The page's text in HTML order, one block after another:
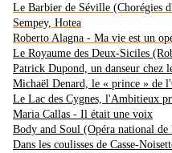
Le Barbier de Séville (Chorégies
Sempey, Hotea
Roberto Alagna - Ma vie est un
Le Royaume des Deux-Siciles
Patrick Dupond, un danseur chez
Michaël Denard, le « prince » de
Le Lac des Cygnes, l'Ambitieux
Maria Callas - Il était une voix
Body and Soul (Opéra national de
Dans les coulisses de Casse-